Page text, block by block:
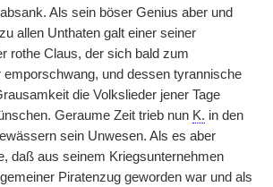
Als sein böser Genius aber und
allen Unthaten galt einer seiner
rothe Claus, der sich bald zum
emporschwang, und dessen tyrannische
die Volkslieder jener Tage
Geraume Zeit trieb nun K. in den
sein Unwesen. Als es aber
daß aus seinem Kriegsunternehmen
Piratenzug geworden war und als